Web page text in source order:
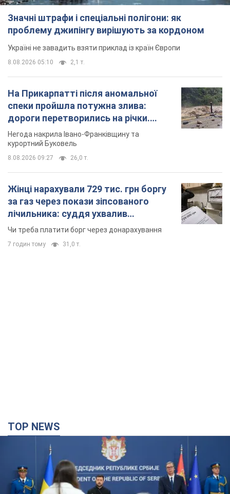
Значні штрафи і спеціальні полігони: як
проблему джипінгу вирішують за кордоном
Україні не завадить взяти приклад із країн Європи
8.08.2026 05:10 2,1 т.
На Прикарпатті після аномальної
спеки пройшла потужна злива:
дороги перетворились на річки.
Відео
Негода накрила Івано-Франківщину та
курортний Буковель
8.08.2026 09:27 26,0 т.
Жінці нарахували 729 тис. грн боргу
за газ через покази зіпсованого
лічильника: суддя ухвалив
неочікуване рішення
Чи треба платити борг через донарахування
7 годин тому 31,0 т.
TOP NEWS